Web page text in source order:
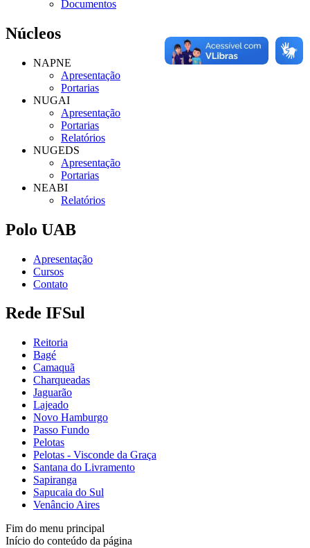
Documentos
Núcleos
NAPNE
Apresentação
Portarias
NUGAI
Apresentação
Portarias
Relatórios
NUGEDS
Apresentação
Portarias
NEABI
Relatórios
Polo UAB
Apresentação
Cursos
Contato
Rede IFSul
Reitoria
Bagé
Camaquã
Charqueadas
Jaguarão
Lajeado
Novo Hamburgo
Passo Fundo
Pelotas
Pelotas - Visconde da Graça
Santana do Livramento
Sapiranga
Sapucaia do Sul
Venâncio Aires
Fim do menu principal
Início do conteúdo da página